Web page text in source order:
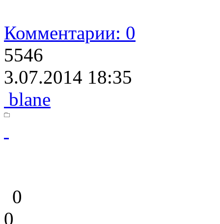
Комментарии: 0
5546
3.07.2014 18:35
blane
0
0